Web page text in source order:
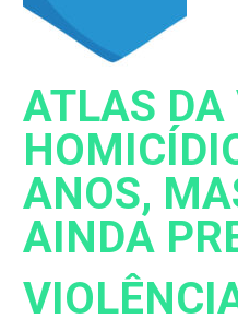
ATLAS
ANOS,
AINDA